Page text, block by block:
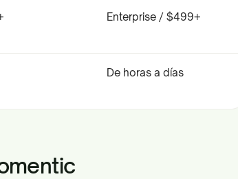
Enterprise / $499+
De horas a días